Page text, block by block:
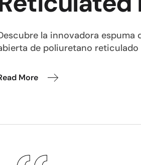
la innovadora espuma
de poliuretano reticulado
More